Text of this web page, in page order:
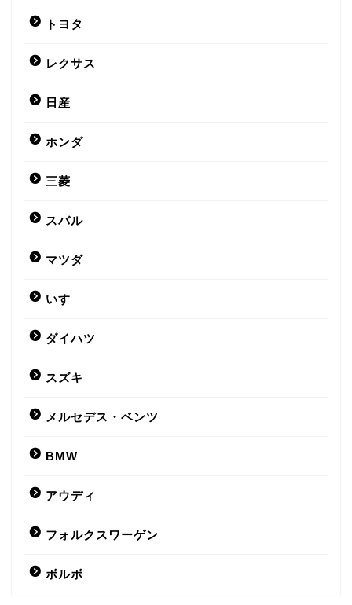
トヨタ
レクサス
日産
ホンダ
三菱
スバル
マツダ
いすゞ
ダイハツ
スズキ
メルセデス・ベンツ
BMW
アウディ
フォルクスワーゲン
ボルボ